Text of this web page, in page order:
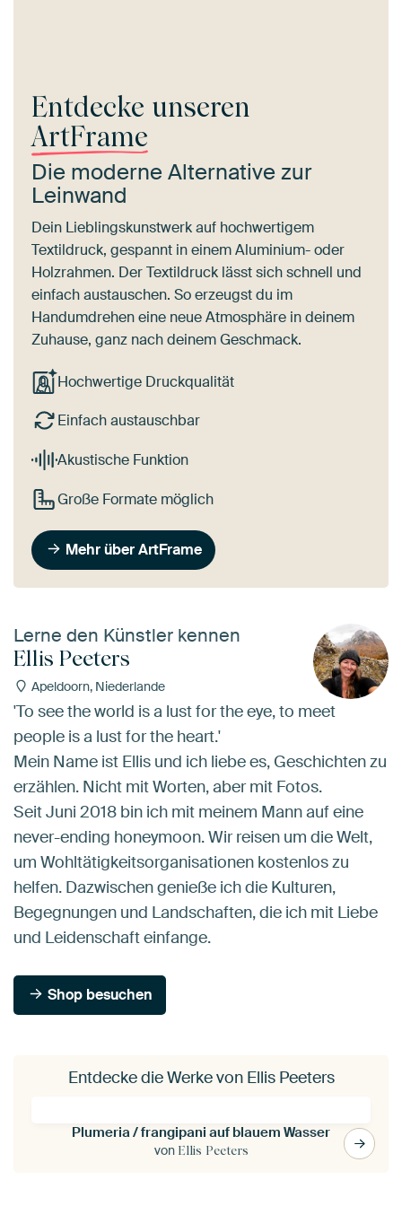
Entdecke unseren
ArtFrame
Die moderne Alternative zur
Leinwand
Dein Lieblingskunstwerk auf hochwertigem
Textildruck, gespannt in einem Aluminium- oder
Holzrahmen. Der Textildruck lässt sich schnell und
einfach austauschen. So erzeugst du im
Handumdrehen eine neue Atmosphäre in deinem
Zuhause, ganz nach deinem Geschmack.
Hochwertige Druckqualität
Einfach austauschbar
Akustische Funktion
Große Formate möglich
Mehr über ArtFrame
Lerne den Künstler kennen
Ellis Peeters
Apeldoorn, Niederlande
'To see the world is a lust for the eye, to meet
people is a lust for the heart.'
Mein Name ist Ellis und ich liebe es, Geschichten zu
erzählen. Nicht mit Worten, aber mit Fotos.
Seit Juni 2018 bin ich mit meinem Mann auf eine
never-ending honeymoon. Wir reisen um die Welt,
um Wohltätigkeitsorganisationen kostenlos zu
helfen. Dazwischen genieße ich die Kulturen,
Begegnungen und Landschaften, die ich mit Liebe
und Leidenschaft einfange.
Shop besuchen
Entdecke die Werke von Ellis Peeters
Plumeria / frangipani auf blauem Wasser
von Ellis Peeters